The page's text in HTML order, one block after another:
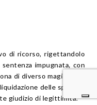
di ricorso, rigettandolo
impugnata, con
di diverso magistrato,
delle spese di
giudizio di legittimità.